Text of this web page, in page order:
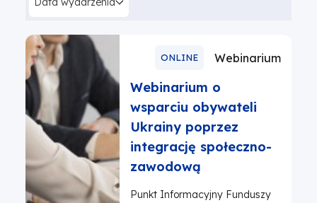
ONLINE Webinarium
Webinarium o
wsparciu obywateli
Ukrainy poprzez
integrację społeczno-
zawodową
Punkt Informacyjny Funduszy